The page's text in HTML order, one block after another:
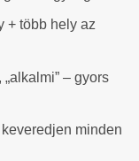
+ több hely az
„alkalmi” – gyors
minden